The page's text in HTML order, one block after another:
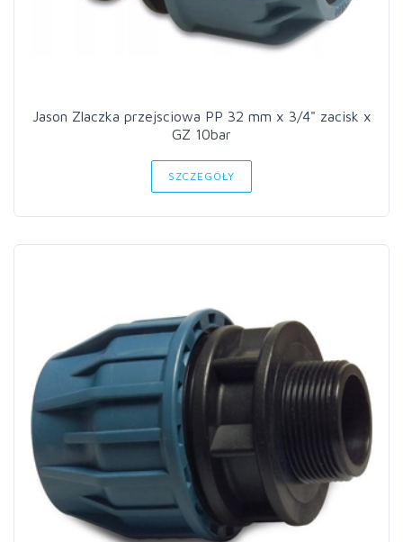
Jason Zlaczka przejsciowa PP 32 mm x 3/4" zacisk x
GZ 10bar
SZCZEGÓŁY